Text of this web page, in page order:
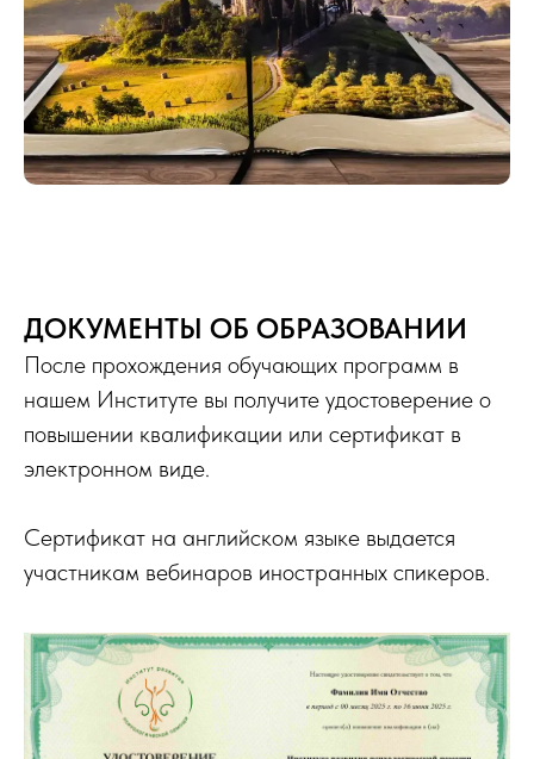
ДОКУМЕНТЫ ОБ ОБРАЗОВАНИИ
После прохождения обучающих программ в
нашем Институте вы получите удостоверение о
повышении квалификации или сертификат в
электронном виде.
Сертификат на английском языке выдается
участникам вебинаров иностранных спикеров.